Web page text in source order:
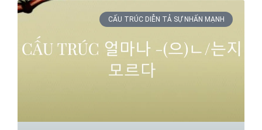
CẤU TRÚC DIỄN TẢ SỰ NHẤN MẠNH